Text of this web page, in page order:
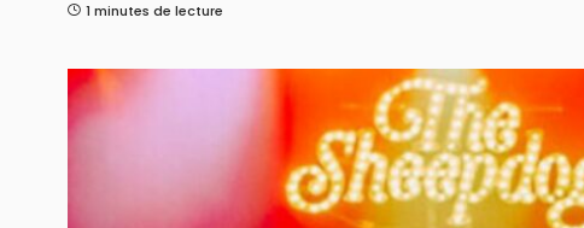
1 minutes de lecture